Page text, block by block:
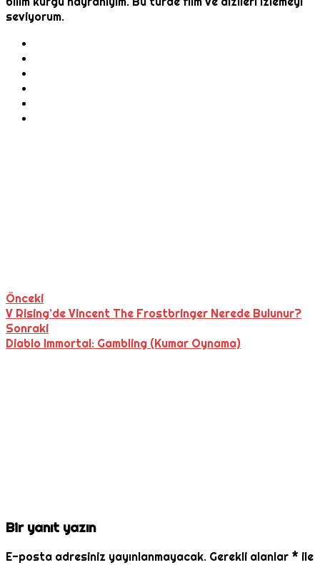
seviyorum.
Önceki
V Rising’de Vincent The Frostbringer Nerede Bulunur?
Sonraki
Diablo Immortal: Gambling (Kumar Oynama)
Bir yanıt yazın
E-posta adresiniz yayınlanmayacak. Gerekli alanlar * ile